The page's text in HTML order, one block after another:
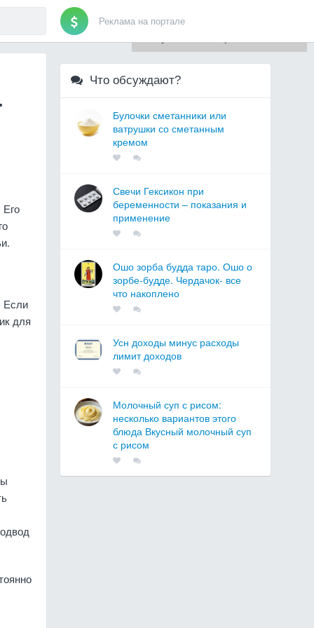
Реклама на портале
Если
для
Что обсуждают?
Булочки сметанники или
ватрушки со сметанным
кремом
Свечи Гексикон при
беременности – показания и
применение
Ошо зорба будда таро. Ошо о
зорбе-будде. Чердачок- все
что накоплено
Усн доходы минус расходы
лимит доходов
Молочный суп с рисом:
несколько вариантов этого
блюда Вкусный молочный суп
с рисом
Для любых предложений по